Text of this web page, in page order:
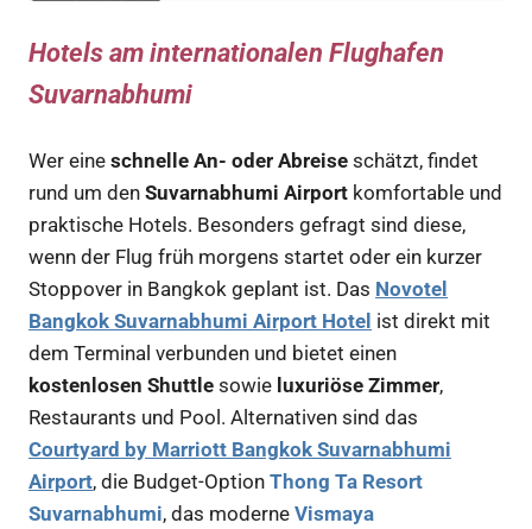
Hotels am internationalen Flughafen
Suvarnabhumi
Wer eine schnelle An- oder Abreise schätzt, findet
rund um den Suvarnabhumi Airport komfortable und
praktische Hotels. Besonders gefragt sind diese,
wenn der Flug früh morgens startet oder ein kurzer
Stoppover in Bangkok geplant ist. Das Novotel
Bangkok Suvarnabhumi Airport Hotel ist direkt mit
dem Terminal verbunden und bietet einen
kostenlosen Shuttle sowie luxuriöse Zimmer,
Restaurants und Pool. Alternativen sind das
Courtyard by Marriott Bangkok Suvarnabhumi
Airport, die Budget-Option Thong Ta Resort
Suvarnabhumi, das moderne Vismaya